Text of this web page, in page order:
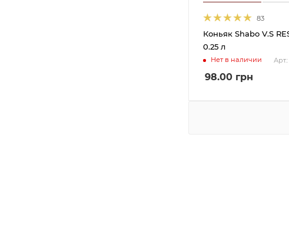
83
Коньяк Shabo V.S
0.25 л
Нет в наличии
98.00 грн